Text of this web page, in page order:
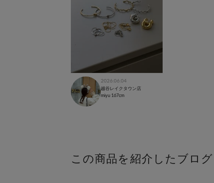
2026.06.04
越谷レイクタウン店
miyu 167cm
この商品を紹介したブログ